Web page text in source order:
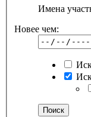
Имена
Новее чем: